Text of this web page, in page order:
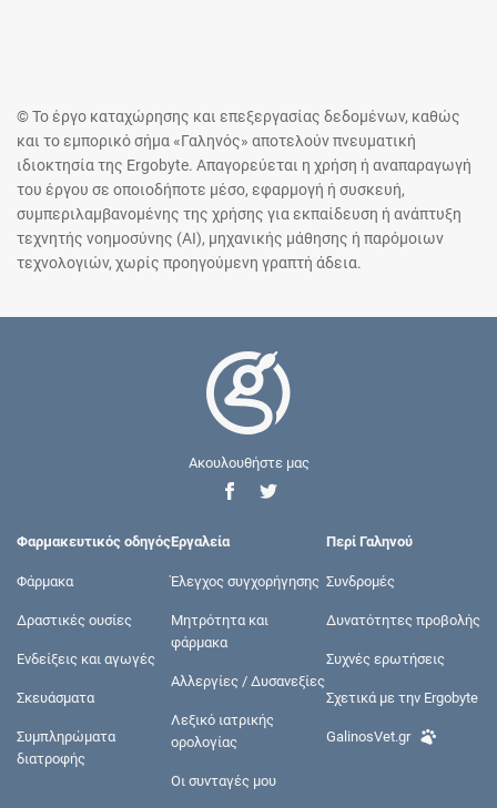
© Το έργο καταχώρησης και επεξεργασίας δεδομένων, καθώς
και το εμπορικό σήμα «Γαληνός» αποτελούν πνευματική
ιδιοκτησία της Ergobyte. Απαγορεύεται η χρήση ή αναπαραγωγή
του έργου σε οποιοδήποτε μέσο, εφαρμογή ή συσκευή,
συμπεριλαμβανομένης της χρήσης για εκπαίδευση ή ανάπτυξη
τεχνητής νοημοσύνης (AI), μηχανικής μάθησης ή παρόμοιων
τεχνολογιών, χωρίς προηγούμενη γραπτή άδεια.
Ακουλουθήστε μας
Φαρμακευτικός οδηγός
Φάρμακα
Δραστικές ουσίες
Ενδείξεις και αγωγές
Σκευάσματα
Συμπληρώματα
διατροφής
Εργαλεία
Έλεγχος συγχορήγησης
Μητρότητα και
φάρμακα
Αλλεργίες / Δυσανεξίες
Λεξικό ιατρικής
ορολογίας
Οι συνταγές μου
Περί Γαληνού
Συνδρομές
Δυνατότητες προβολής
Συχνές ερωτήσεις
Σχετικά με την Ergobyte
GalinosVet.gr